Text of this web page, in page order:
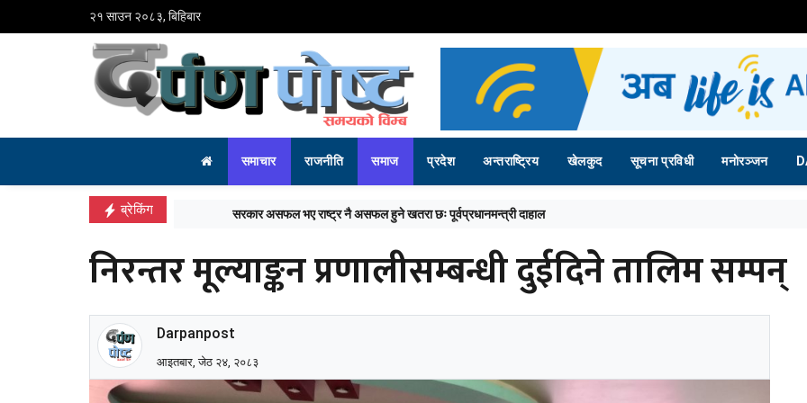
२१ साउन २०८३, बिहिबार
समाचार राजनीति समाज प्रदेश अन्तराष्ट्रिय खेलकुद सूचना प्रविधी मनोरञ्जन
ब्रेकिंग नेपालका पाँच खेलाडी ३२ औं विश्व चिल्ड्रेन्स बेसबलमा सहभागी हुने
निरन्तर मूल्याङ्कन प्रणालीसम्बन्धी दुईदिने तालिम सम्पन्
Darpanpost
आइतबार, जेठ २४, २०८३